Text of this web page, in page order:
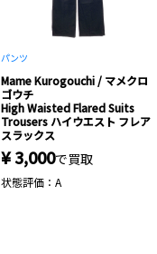
パンツ
Mame Kurogouchi / マメクロ
ゴウチ
High Waisted Flared Suits
Trousers ハイウエスト フレア
スラックス
¥ 3,000で買取
状態評価：A